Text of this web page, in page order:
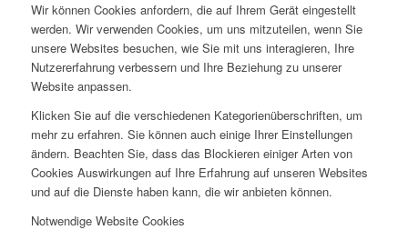
Wir können Cookies anfordern, die auf Ihrem Gerät eingestellt
werden. Wir verwenden Cookies, um uns mitzuteilen, wenn Sie
unsere Websites besuchen, wie Sie mit uns interagieren, Ihre
Nutzererfahrung verbessern und Ihre Beziehung zu unserer
Website anpassen.
Klicken Sie auf die verschiedenen Kategorienüberschriften, um
mehr zu erfahren. Sie können auch einige Ihrer Einstellungen
ändern. Beachten Sie, dass das Blockieren einiger Arten von
Cookies Auswirkungen auf Ihre Erfahrung auf unseren Websites
und auf die Dienste haben kann, die wir anbieten können.
Notwendige Website Cookies